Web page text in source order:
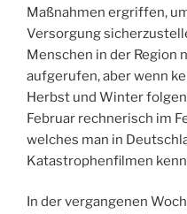
Maßnahmen ergriffen,
Versorgung
Menschen in der Region
aufgerufen, aber wenn
Herbst und Winter
Februar rechnerisch im
welches man in
Katastrophenfilmen
In der vergangenen